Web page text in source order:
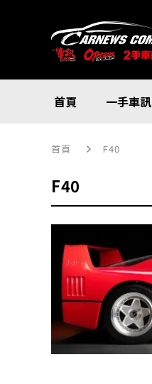
首頁 一手車訊
首頁 F40
F40